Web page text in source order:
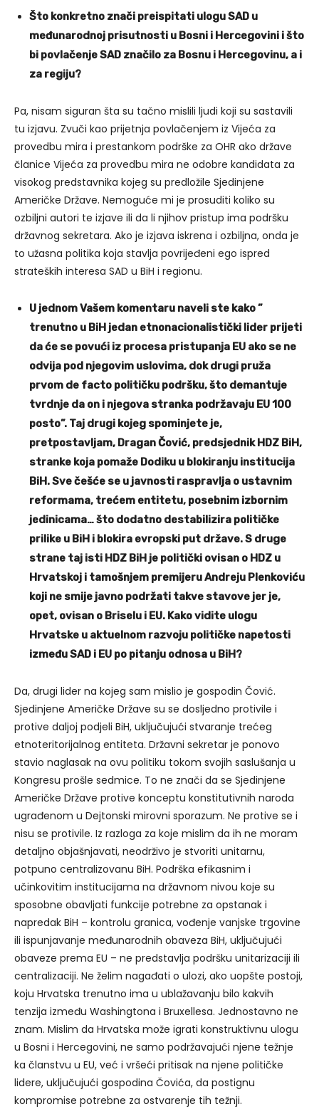
Što konkretno znači preispitati ulogu SAD u
međunarodnoj prisutnosti u Bosni i Hercegovini i što
bi povlačenje SAD značilo za Bosnu i Hercegovinu, a i
za regiju?
Pa, nisam siguran šta su tačno mislili ljudi koji su sastavili
tu izjavu. Zvuči kao prijetnja povlačenjem iz Vijeća za
provedbu mira i prestankom podrške za OHR ako države
članice Vijeća za provedbu mira ne odobre kandidata za
visokog predstavnika kojeg su predložile Sjedinjene
Američke Države. Nemoguće mi je prosuditi koliko su
ozbiljni autori te izjave ili da li njihov pristup ima podršku
državnog sekretara. Ako je izjava iskrena i ozbiljna, onda je
to užasna politika koja stavlja povrijeđeni ego ispred
strateških interesa SAD u BiH i regionu.
U jednom Vašem komentaru naveli ste kako ”
trenutno u BiH jedan etnonacionalistički lider prijeti
da će se povući iz procesa pristupanja EU ako se ne
odvija pod njegovim uslovima, dok drugi pruža
prvom de facto političku podršku, što demantuje
tvrdnje da on i njegova stranka podržavaju EU 100
posto”. Taj drugi kojeg spominjete je,
pretpostavljam, Dragan Čović, predsjednik HDZ BiH,
stranke koja pomaže Dodiku u blokiranju institucija
BiH. Sve češće se u javnosti raspravlja o ustavnim
reformama, trećem entitetu, posebnim izbornim
jedinicama… što dodatno destabilizira političke
prilike u BiH i blokira evropski put države. S druge
strane taj isti HDZ BiH je politički ovisan o HDZ u
Hrvatskoj i tamošnjem premijeru Andreju Plenkoviću
koji ne smije javno podržati takve stavove jer je,
opet, ovisan o Briselu i EU. Kako vidite ulogu
Hrvatske u aktuelnom razvoju političke napetosti
između SAD i EU po pitanju odnosa u BiH?
Da, drugi lider na kojeg sam mislio je gospodin Čović.
Sjedinjene Američke Države su se dosljedno protivile i
protive daljoj podjeli BiH, uključujući stvaranje trećeg
etnoteritorijalnog entiteta. Državni sekretar je ponovo
stavio naglasak na ovu politiku tokom svojih saslušanja u
Kongresu prošle sedmice. To ne znači da se Sjedinjene
Američke Države protive konceptu konstitutivnih naroda
ugrađenom u Dejtonski mirovni sporazum. Ne protive se i
nisu se protivile. Iz razloga za koje mislim da ih ne moram
detaljno objašnjavati, neodrživo je stvoriti unitarnu,
potpuno centralizovanu BiH. Podrška efikasnim i
učinkovitim institucijama na državnom nivou koje su
sposobne obavljati funkcije potrebne za opstanak i
napredak BiH – kontrolu granica, vođenje vanjske trgovine
ili ispunjavanje međunarodnih obaveza BiH, uključujući
obaveze prema EU – ne predstavlja podršku unitarizaciji ili
centralizaciji. Ne želim nagađati o ulozi, ako uopšte postoji,
koju Hrvatska trenutno ima u ublažavanju bilo kakvih
tenzija između Washingtona i Bruxellesa. Jednostavno ne
znam. Mislim da Hrvatska može igrati konstruktivnu ulogu
u Bosni i Hercegovini, ne samo podržavajući njene težnje
ka članstvu u EU, već i vršeći pritisak na njene političke
lidere, uključujući gospodina Čovića, da postignu
kompromise potrebne za ostvarenje tih težnji.